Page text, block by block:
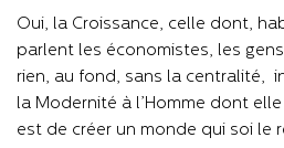
Oui, la Croissance, celle dont,
parlent les économistes, les
rien, au fond, sans la centralité,
la Modernité à l’Homme dont
est de créer un monde qui soi le